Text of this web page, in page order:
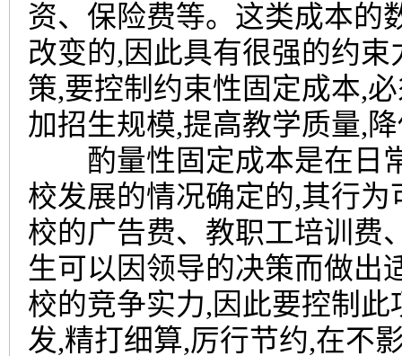
资、保险费等。这类成本的
改变的,因此具有很强的约
策,要控制约束性固定成本,
加招生规模,提高教学质量,
酌量性固定成本是在日
校发展的情况确定的,其行
校的广告费、教职工培训费
生可以因领导的决策而做出
校的竞争实力,因此要控制
发,精打细算,厉行节约,在不